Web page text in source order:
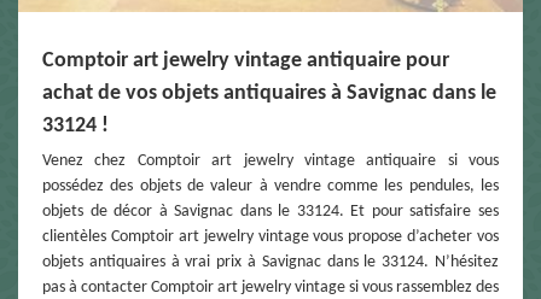
Comptoir art jewelry vintage antiquaire pour
achat de vos objets antiquaires à Savignac dans le
33124 !
Venez chez Comptoir art jewelry vintage antiquaire si vous
possédez des objets de valeur à vendre comme les pendules, les
objets de décor à Savignac dans le 33124. Et pour satisfaire ses
clientèles Comptoir art jewelry vintage vous propose d’acheter vos
objets antiquaires à vrai prix à Savignac dans le 33124. N’hésitez
pas à contacter Comptoir art jewelry vintage si vous rassemblez des